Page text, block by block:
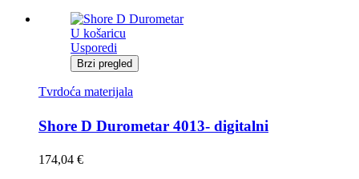
U košaricu
Usporedi
Brzi pregled
Tvrdoća materijala
Shore D Durometar 4013- digitalni
174,04 €